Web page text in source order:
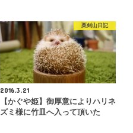
栗剣山日記
2016.3.21
【かぐや姫】御厚意によりハリネ
ズミ様に竹皿へ入って頂いた